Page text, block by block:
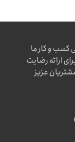
کسب و کار ما
ارائه رضایت
عزیز